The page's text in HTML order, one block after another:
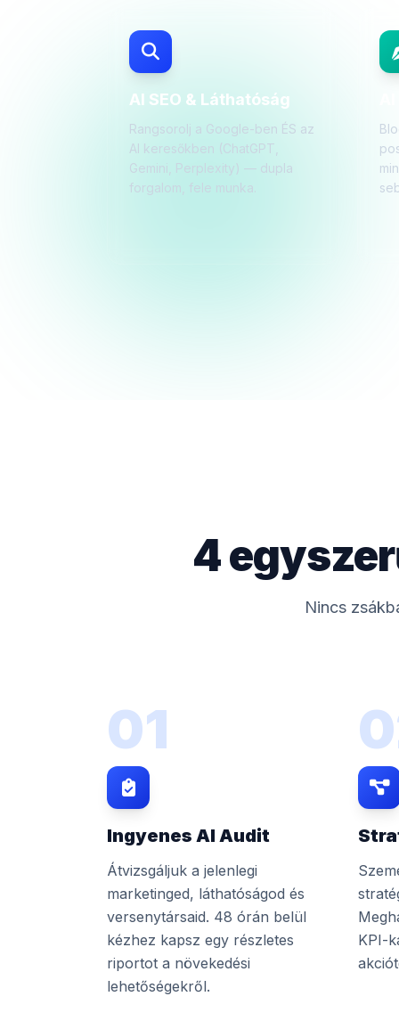
AI SEO & Láthatóság
Rangsorolj a Google-ben ÉS az
AI keresőkben (ChatGPT,
Gemini, Perplexity) — dupla
forgalom, fele munka.
4
Nincs
01
Ingyenes AI Audit
Átvizsgáljuk a jelenlegi
marketinged, láthatóságod és
versenytársaid. 48 órán belül
kézhez kapsz egy részletes
riportot a növekedési
lehetőségekről.
KPI-